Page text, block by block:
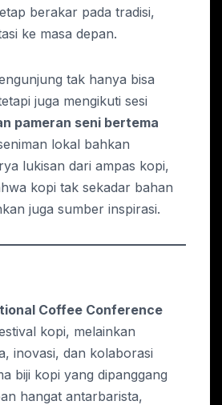
berakar pada tradisi,
ke masa depan.
tak hanya bisa
juga mengikuti sesi
pameran seni bertema
lokal bahkan
lukisan dari ampas kopi,
kopi tak sekadar bahan
juga sumber inspirasi.
Coffee Conference
kopi, melainkan
inovasi, dan kolaborasi
biji kopi yang dipanggang
hangat antarbarista,